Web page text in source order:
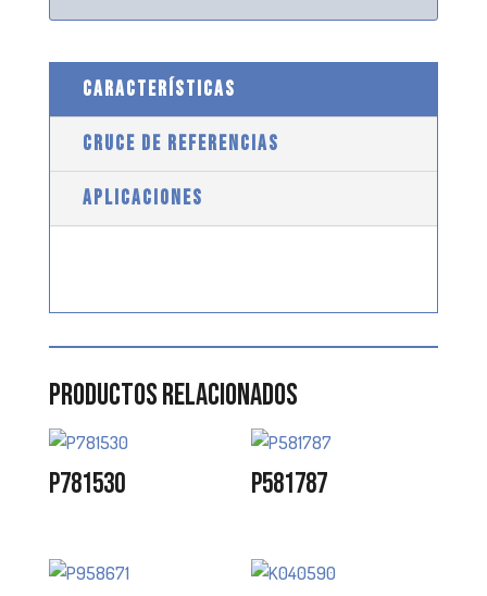
CARACTERÍSTICAS
CRUCE DE REFERENCIAS
APLICACIONES
Productos relacionados
P781530 P581787